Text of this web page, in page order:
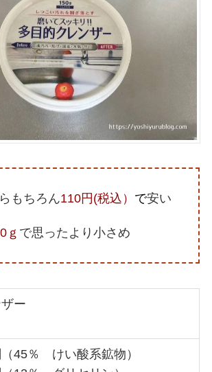
もちろん110円(税込） で安い
ｇ で思ったより小さめ
ー
45％ けい酸系鉱物）